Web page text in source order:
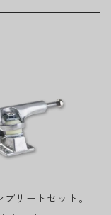
リートセット。